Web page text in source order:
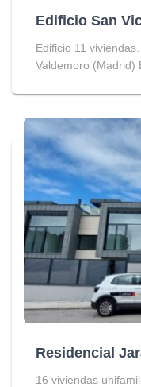
Edificio San
Edificio 11
Valdemoro (Madrid)
Residencial
16 viviendas